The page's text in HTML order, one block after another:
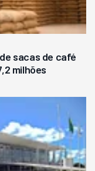
sacas de café
milhões